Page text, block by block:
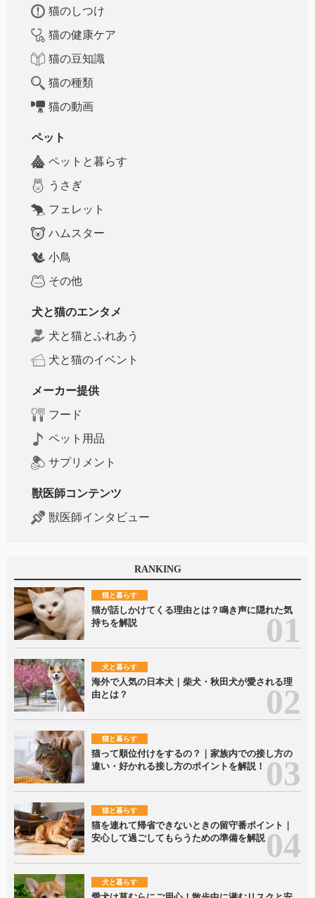
猫のしつけ
猫の健康ケア
猫の豆知識
猫の種類
猫の動画
ペット
ペットと暮らす
うさぎ
フェレット
ハムスター
小鳥
その他
犬と猫のエンタメ
犬と猫とふれあう
犬と猫のイベント
メーカー提供
フード
ペット用品
サプリメント
獣医師コンテンツ
獣医師インタビュー
RANKING
猫と暮らす
猫が話しかけてくる理由とは？鳴き声に隠れた気
持ちを解説
犬と暮らす
海外で人気の日本犬｜柴犬・秋田犬が愛される理
由とは？
猫と暮らす
猫って順位付けをするの？｜家族内での接し方の
違い・好かれる接し方のポイントを解説！
猫と暮らす
猫を連れて帰省できないときの留守番ポイント｜
安心して過ごしてもらうための準備を解説
犬と暮らす